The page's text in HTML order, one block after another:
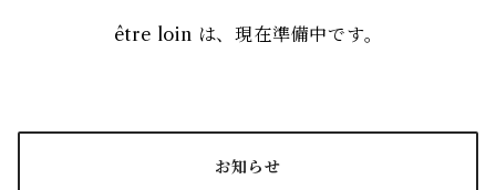
être loin は、現在準備中です。
お知らせ